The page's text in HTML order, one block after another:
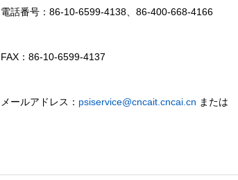
電話番号：86-10-6599-4138、86-400-668-4166
FAX：86-10-6599-4137
メールアドレス： psiservice@cncait.cncai.cn または